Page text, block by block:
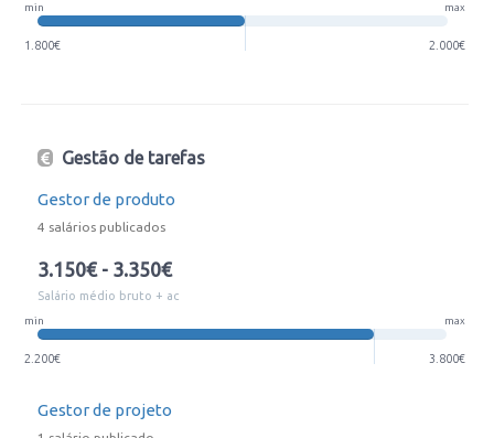
min max
1.800€ 2.000€
Gestão de tarefas
Gestor de produto
4 salários publicados
3.150€ - 3.350€
Salário médio bruto + ac
min max
2.200€ 3.800€
Gestor de projeto